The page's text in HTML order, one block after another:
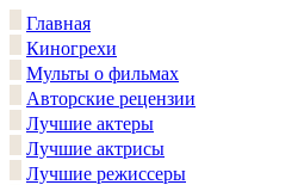
Главная
Киногрехи
Мульты о фильмах
Авторские рецензии
Лучшие актеры
Лучшие актрисы
Лучшие режиссеры